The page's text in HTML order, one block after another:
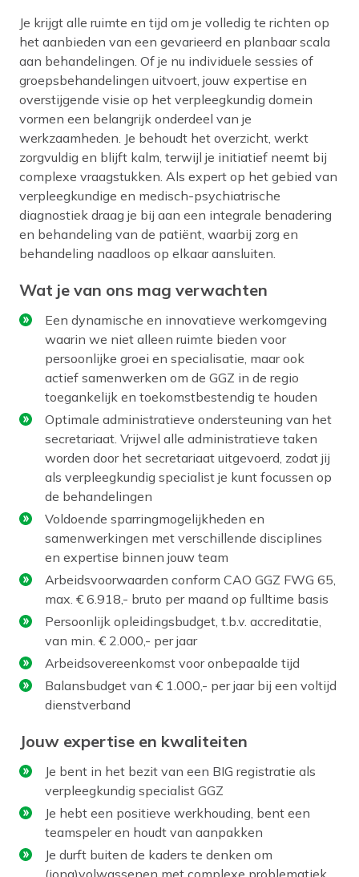
Je krijgt alle ruimte en tijd om je volledig te richten op
het aanbieden van een gevarieerd en planbaar scala
aan behandelingen. Of je nu individuele sessies of
groepsbehandelingen uitvoert, jouw expertise en
overstijgende visie op het verpleegkundig domein
vormen een belangrijk onderdeel van je
werkzaamheden. Je behoudt het overzicht, werkt
zorgvuldig en blijft kalm, terwijl je initiatief neemt bij
complexe vraagstukken. Als expert op het gebied van
verpleegkundige en medisch-psychiatrische
diagnostiek draag je bij aan een integrale benadering
en behandeling van de patiënt, waarbij zorg en
behandeling naadloos op elkaar aansluiten.
Wat je van ons mag verwachten
Een dynamische en innovatieve werkomgeving
waarin we niet alleen ruimte bieden voor
persoonlijke groei en specialisatie, maar ook
actief samenwerken om de GGZ in de regio
toegankelijk en toekomstbestendig te houden
Optimale administratieve ondersteuning van het
secretariaat. Vrijwel alle administratieve taken
worden door het secretariaat uitgevoerd, zodat jij
als verpleegkundig specialist je kunt focussen op
de behandelingen
Voldoende sparringmogelijkheden en
samenwerkingen met verschillende disciplines
en expertise binnen jouw team
Arbeidsvoorwaarden conform CAO GGZ FWG 65,
max. € 6.918,- bruto per maand op fulltime basis
Persoonlijk opleidingsbudget, t.b.v. accreditatie,
van min. € 2.000,- per jaar
Arbeidsovereenkomst voor onbepaalde tijd
Balansbudget van € 1.000,- per jaar bij een voltijd
dienstverband
Jouw expertise en kwaliteiten
Je bent in het bezit van een BIG registratie als
verpleegkundig specialist GGZ
Je hebt een positieve werkhouding, bent een
teamspeler en houdt van aanpakken
Je durft buiten de kaders te denken om
(jong)volwassenen met complexe problematiek